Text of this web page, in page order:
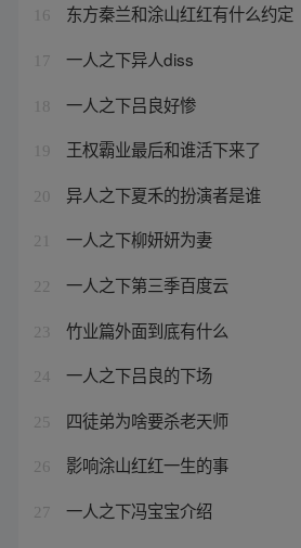
16 东方秦兰和涂山红红有什么约定
17 一人之下异人diss
18 一人之下吕良好惨
19 王权霸业最后和谁活下来了
20 异人之下夏禾的扮演者是谁
21 一人之下柳妍妍为妻
22 一人之下第三季百度云
23 竹业篇外面到底有什么
24 一人之下吕良的下场
25 四徒弟为啥要杀老天师
26 影响涂山红红一生的事
27 一人之下冯宝宝介绍